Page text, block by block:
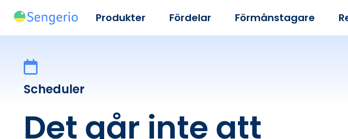
Produkter Fördelar Förmånstagare
Scheduler
Det går inte att